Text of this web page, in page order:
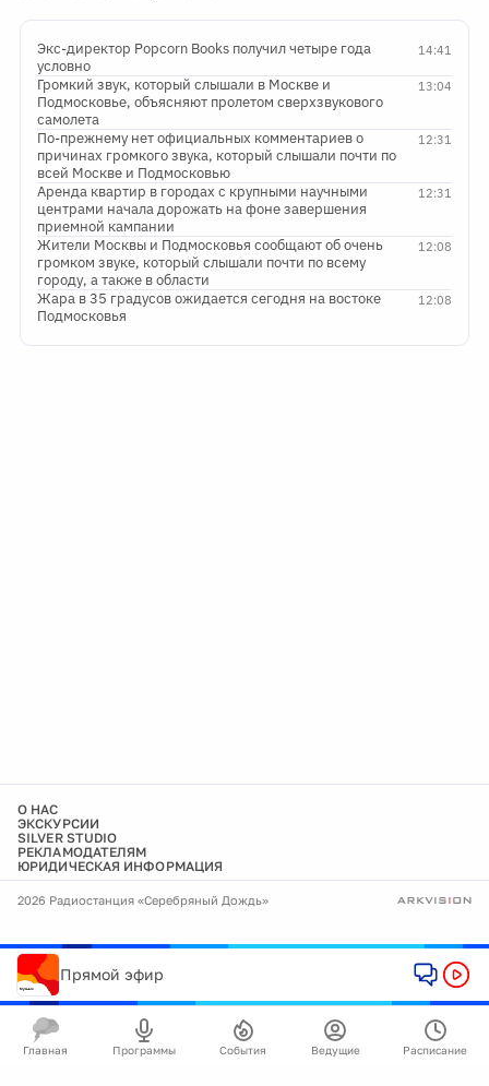
14:41
Экс-директор Popcorn Books получил четыре года
условно
13:04
Громкий звук, который слышали в Москве и
Подмосковье, объясняют пролетом сверхзвукового
самолета
12:31
По-прежнему нет официальных комментариев о
причинах громкого звука, который слышали почти по
всей Москве и Подмосковью
12:31
Аренда квартир в городах с крупными научными
центрами начала дорожать на фоне завершения
приемной кампании
12:08
Жители Москвы и Подмосковья сообщают об очень
громком звуке, который слышали почти по всему
городу, а также в области
12:08
Жара в 35 градусов ожидается сегодня на востоке
Подмосковья
О НАС
ЭКСКУРСИИ
SILVER STUDIO
РЕКЛАМОДАТЕЛЯМ
ЮРИДИЧЕСКАЯ ИНФОРМАЦИЯ
2026 Радиостанция «Серебряный Дождь»
Прямой эфир
Главная Программы События Ведущие Расписание